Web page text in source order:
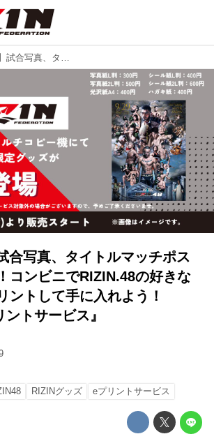
【10/9更新】試合写真、タイトルマッチポスターが新登場！コンビニでRIZIN.48の好きなデザインをプリントして手に入れよう！RIZIN×『eプリントサービス』
合写真、タイトルマッチポス
コンビニでRIZIN.48の好きな
ントして手に入れよう！
トサービス』
RIZINグッズ eプリントサービス